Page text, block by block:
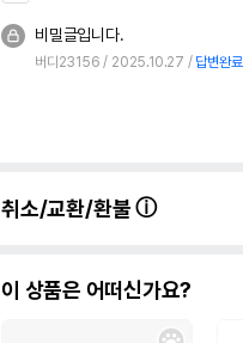
비밀글입니다.
버디23156 2025.10.27 답변완료
취소/교환/환불
이 상품은 어떠신가요?